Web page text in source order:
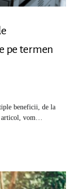
pe termen
beneficii, de la
articol, vom…